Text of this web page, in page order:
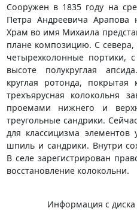
Сооружен в 1835 году на
Петра Андреевича Арапова
Храм во имя Михаила
плане композицию. С севера,
четырехколонные портики,
высоте полукруглая
круглая ротонда,
трехъярусная колокольня
проемами нижнего и
треугольные сандрики.
для классицизма элементов
шпиль и сандрики. Внутри
В селе зарегистрирован
восстановление колокольни.
Информация с